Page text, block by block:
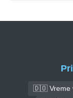
🇩🇴 Vreme